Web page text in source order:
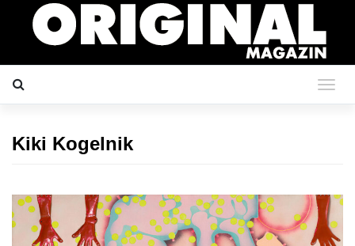
Kiki Kogelnik